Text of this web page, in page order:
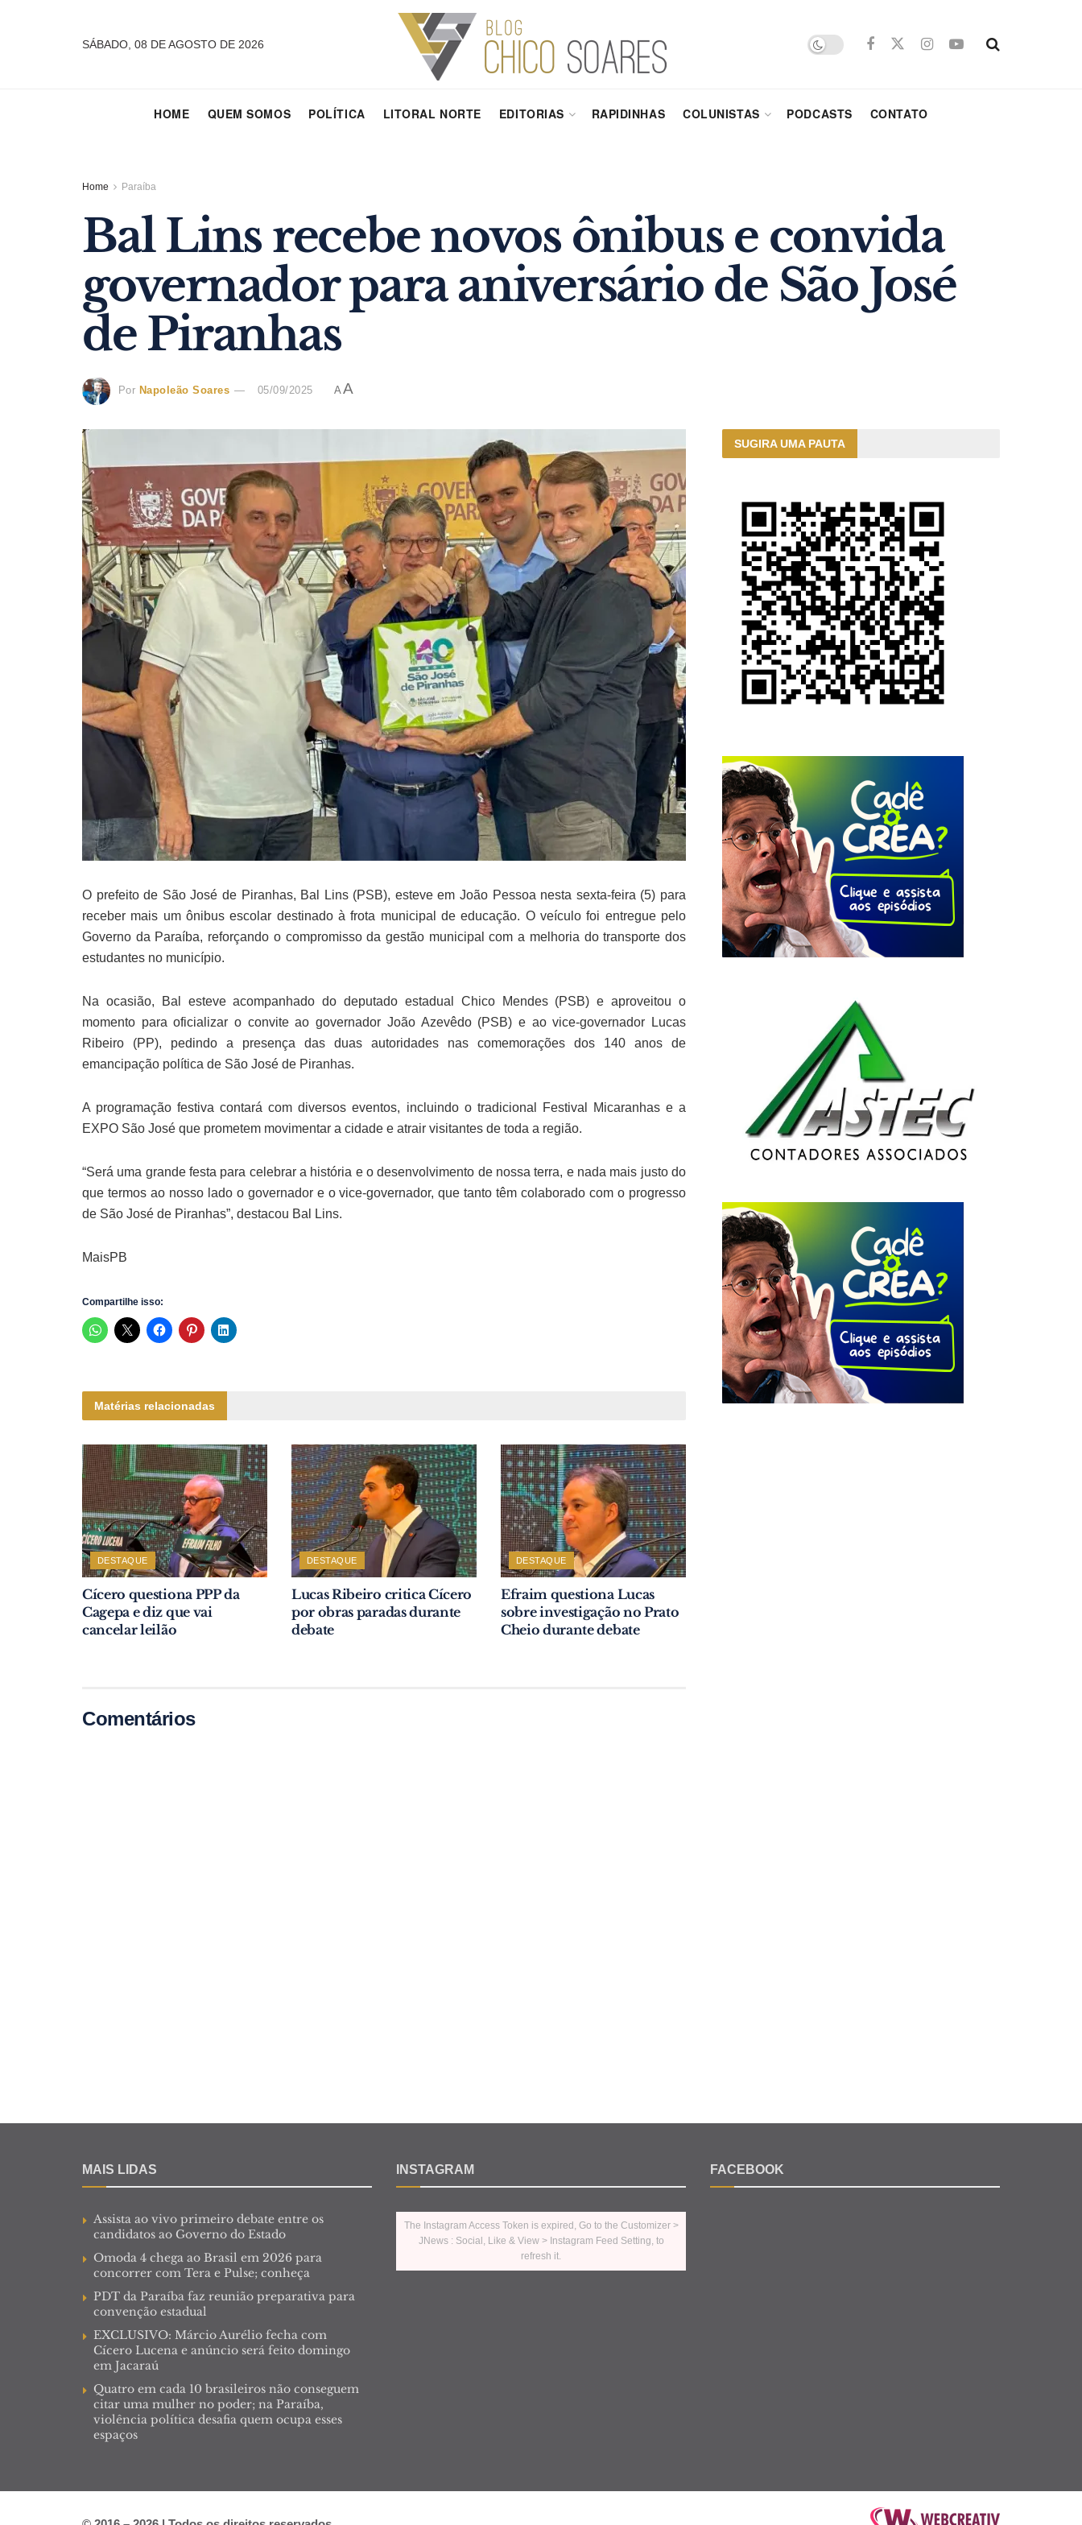
SÁBADO, 08 DE AGOSTO DE 2026
HOME QUEM SOMOS POLÍTICA LITORAL NORTE EDITORIAS RAPIDINHAS COLUNISTAS PODCASTS CONTATO
Home Paraíba
Bal Lins recebe novos ônibus e convida
governador para aniversário de São José
de Piranhas
Por Napoleão Soares 05/09/2025 AA
O prefeito de São José de Piranhas, Bal Lins (PSB), esteve em João Pessoa nesta sexta-feira (5) para
receber mais um ônibus escolar destinado à frota municipal de educação. O veículo foi entregue pelo
Governo da Paraíba, reforçando o compromisso da gestão municipal com a melhoria do transporte dos
estudantes no município.
Na ocasião, Bal esteve acompanhado do deputado estadual Chico Mendes (PSB) e aproveitou o
momento para oficializar o convite ao governador João Azevêdo (PSB) e ao vice-governador Lucas
Ribeiro (PP), pedindo a presença das duas autoridades nas comemorações dos 140 anos de
emancipação política de São José de Piranhas.
A programação festiva contará com diversos eventos, incluindo o tradicional Festival Micaranhas e a
EXPO São José que prometem movimentar a cidade e atrair visitantes de toda a região.
“Será uma grande festa para celebrar a história e o desenvolvimento de nossa terra, e nada mais justo do
que termos ao nosso lado o governador e o vice-governador, que tanto têm colaborado com o progresso
de São José de Piranhas”, destacou Bal Lins.
MaisPB
Compartilhe isso:
Matérias relacionadas
DESTAQUE
Cícero questiona PPP da
Cagepa e diz que vai
cancelar leilão
DESTAQUE
Lucas Ribeiro critica Cícero
por obras paradas durante
debate
DESTAQUE
Efraim questiona Lucas
sobre investigação no Prato
Cheio durante debate
Comentários
SUGIRA UMA PAUTA
MAIS LIDAS
Assista ao vivo primeiro debate entre os
candidatos ao Governo do Estado
Omoda 4 chega ao Brasil em 2026 para
concorrer com Tera e Pulse; conheça
PDT da Paraíba faz reunião preparativa para
convenção estadual
EXCLUSIVO: Márcio Aurélio fecha com
Cícero Lucena e anúncio será feito domingo
em Jacaraú
Quatro em cada 10 brasileiros não conseguem
citar uma mulher no poder; na Paraíba,
violência política desafia quem ocupa esses
espaços
INSTAGRAM
The Instagram Access Token is expired, Go to the Customizer >
JNews : Social, Like & View > Instagram Feed Setting, to
refresh it.
FACEBOOK